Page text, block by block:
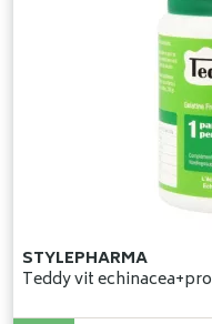
STYLEPHARMA
Teddy vit